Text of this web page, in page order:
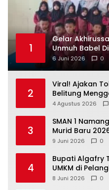
1
‎Gelar
Unmuh Babel
6 Juni 2026 0
2
Viral! Ajakan
Belitung
4 Agustus 2026
3
SMAN 1
Murid Baru
9 Juni 2026 0
4
‎Bupati Algafry
UMKM di
Wisata dan
8 Juni 2026 0